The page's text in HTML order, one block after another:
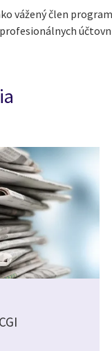
vážený člen